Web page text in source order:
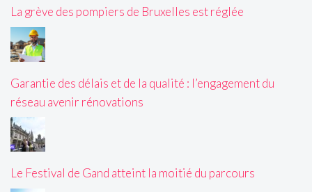
La grève des pompiers de Bruxelles est réglée
Garantie des délais et de la qualité : l’engagement du
réseau avenir rénovations
Le Festival de Gand atteint la moitié du parcours